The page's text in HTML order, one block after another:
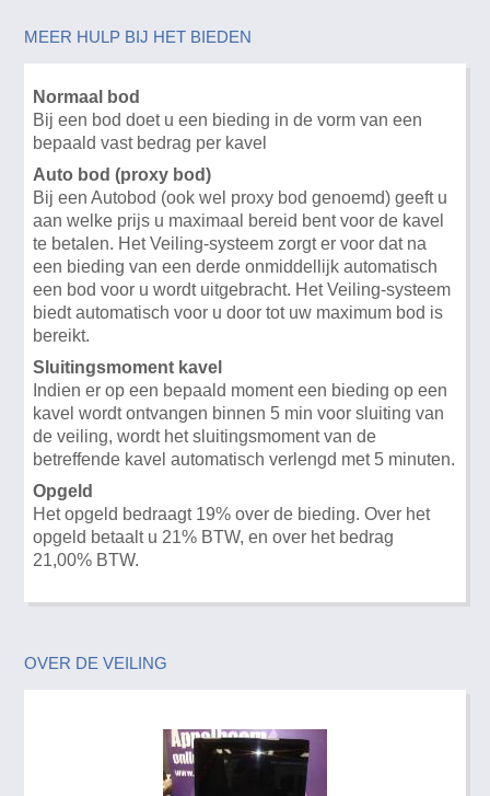
MEER HULP BIJ HET BIEDEN
Normaal bod
Bij een bod doet u een bieding in de vorm van een
bepaald vast bedrag per kavel
Auto bod (proxy bod)
Bij een Autobod (ook wel proxy bod genoemd) geeft u
aan welke prijs u maximaal bereid bent voor de kavel
te betalen. Het Veiling-systeem zorgt er voor dat na
een bieding van een derde onmiddellijk automatisch
een bod voor u wordt uitgebracht. Het Veiling-systeem
biedt automatisch voor u door tot uw maximum bod is
bereikt.
Sluitingsmoment kavel
Indien er op een bepaald moment een bieding op een
kavel wordt ontvangen binnen 5 min voor sluiting van
de veiling, wordt het sluitingsmoment van de
betreffende kavel automatisch verlengd met 5 minuten.
Opgeld
Het opgeld bedraagt 19% over de bieding. Over het
opgeld betaalt u 21% BTW, en over het bedrag
21,00% BTW.
OVER DE VEILING